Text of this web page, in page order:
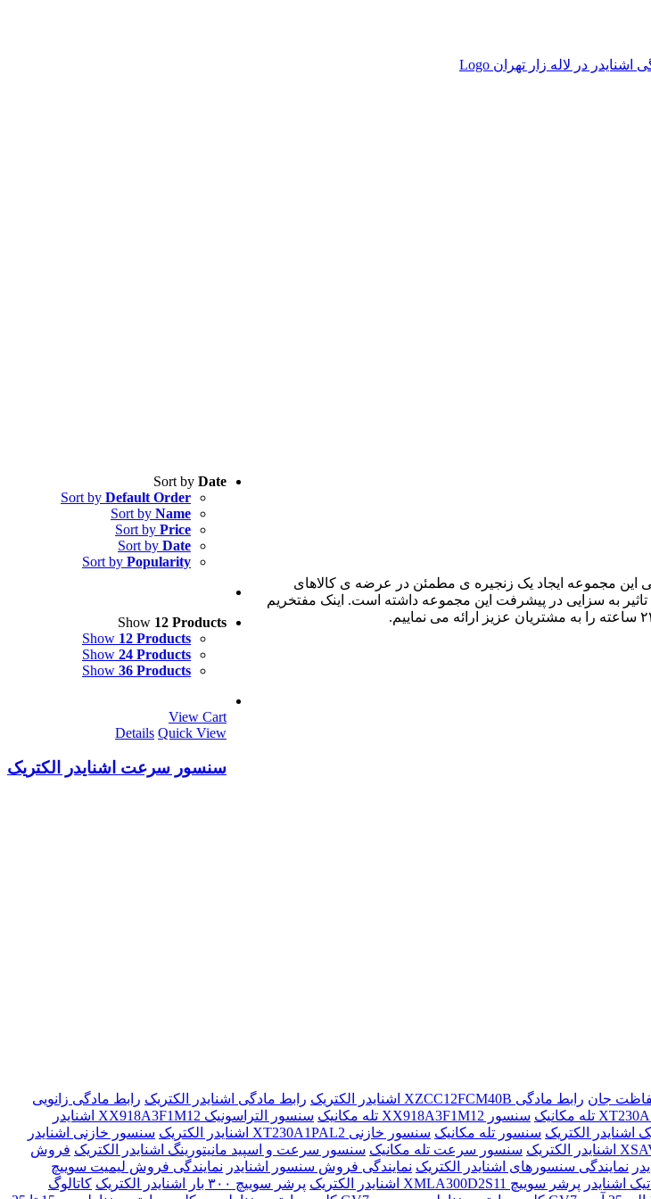
Sort by Date
Sort by Default Order
Sort by Name
Sort by Price
Sort by Date
Sort by Popularity
Show 12 Products
Show 12 Products
Show 24 Products
Show 36 Products
View Cart
Details Quick View
سنسور سرعت اشنایدر الکتریک
جان رابط مادگی XZCC12FCM40B اشنایدر الکتریک رابط مادگی اشنایدر الکتریک رابط مادگی زانویی
سنسور XX918A3F1M12 تله مکانیک
سنسور التراسونیک XX918A3F1M12 اشنایدر
اشنایدر الکتریک سنسور تله مکانیک سنسور خازنی XT230A1PAL2 اشنایدر الکتریک
سنسور خازنی اشنایدر
سنسور سرعت تله مکانیک سنسور سرعت و اسپید مانیتورینگ اشنایدر الکتریک فروش
نمایندگی سنسورهای اشنایدر الکتریک نمایندگی فروش سنسور اشنایدر نمایندگی فروش لیمیت سوییچ
اشنایدر پرشر سوییچ XMLA300D2S11 اشنایدر الکتریک پرشر سوییچ ۳۰۰ بار اشنایدر الکتریک
کاتالوگ
کرد. هدف اصلی این مجموعه ایجاد یک زنجیره ی مطمئن در عرضه ی کالاهای
به سزایی در پیشرفت این مجموعه داشته است. اینک مفتخریم